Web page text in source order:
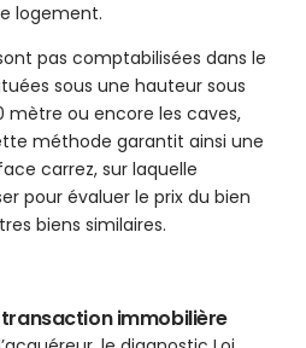
logement.
pas comptabilisées dans le
sous une hauteur sous
mètre ou encore les caves,
méthode garantit ainsi une
carrez, sur laquelle
pour évaluer le prix du bien
biens similaires.
immobilière